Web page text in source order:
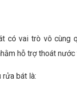
có vai trò vô cùng
hỗ trợ thoát
rửa bát là: